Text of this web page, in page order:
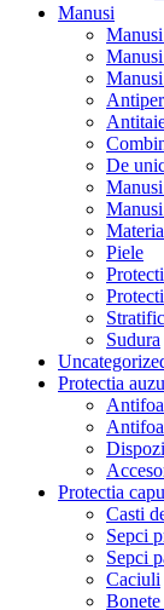
Manusi
De
Piele
Sudura
Protectia
Protectia
Casti
Sepci
Sepci
Caciuli
Bonete